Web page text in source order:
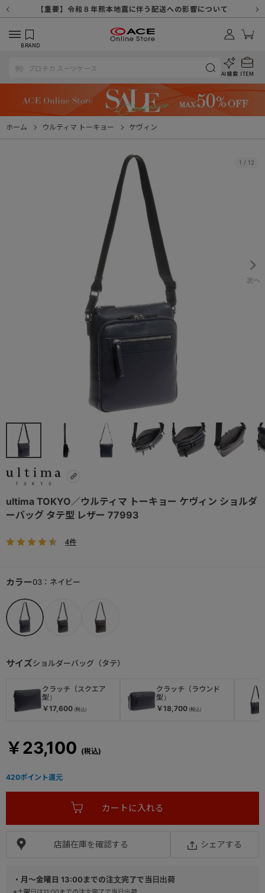
【重要】8/11（火・祝）休業及び配送スケジュールについて
【重要】令和８年熊本地震に伴う配送への影響について
【重要】納品書・領収書ペーパーレス化（電子化）のお知らせ
【重要】天候不良や交通状況・物量増等に伴う配送への影響について
【重要】悪質な詐欺サイトにご注意ください
【重要】各種メールが届かない場合に関しまして
【重要】お問い合わせのご対応に関しまして
【重要】SNSのなりすまし詐欺にご注意ください
BRAND
AI検索 ITEM
ホーム ウルティマ トーキョー ケヴィン
1 / 12
ultima TOKYO／ウルティマ トーキョー ケヴィン ショルダ
ーバッグ タテ型 レザー 77993
4件
・月～金曜日 13:00までの注文完了で当日出荷
￥23,100
サイズショルダーバッグ（タテ）
クラッチ（スクエア
型）
￥17,600
クラッチ（ラウンド
型）
￥18,700
カラー03：ネイビー
店舗在庫を確認する シェアする
420ポイント還元